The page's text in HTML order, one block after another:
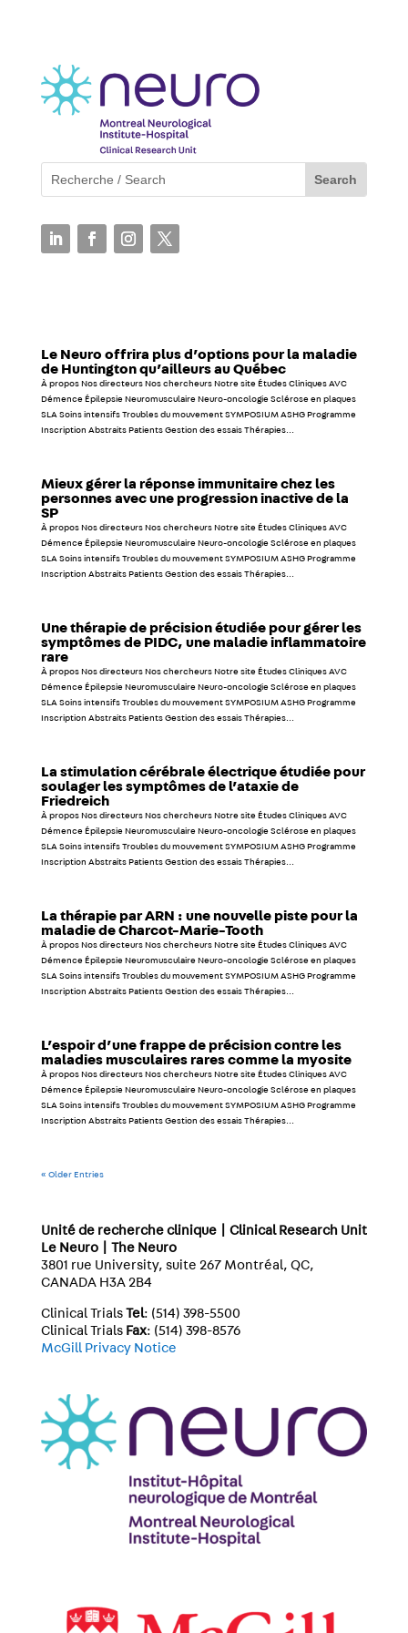
Le Neuro offrira plus d’options pour la maladie
de Huntington qu’ailleurs au Québec
À propos Nos directeurs Nos chercheurs Notre site Études Cliniques AVC
Démence Épilepsie Neuromusculaire Neuro-oncologie Sclérose en plaques
SLA Soins intensifs Troubles du mouvement SYMPOSIUM ASHG Programme
Inscription Abstraits Patients Gestion des essais Thérapies...
Mieux gérer la réponse immunitaire chez les
personnes avec une progression inactive de la
SP
À propos Nos directeurs Nos chercheurs Notre site Études Cliniques AVC
Démence Épilepsie Neuromusculaire Neuro-oncologie Sclérose en plaques
SLA Soins intensifs Troubles du mouvement SYMPOSIUM ASHG Programme
Inscription Abstraits Patients Gestion des essais Thérapies...
Une thérapie de précision étudiée pour gérer les
symptômes de PIDC, une maladie inflammatoire
rare
À propos Nos directeurs Nos chercheurs Notre site Études Cliniques AVC
Démence Épilepsie Neuromusculaire Neuro-oncologie Sclérose en plaques
SLA Soins intensifs Troubles du mouvement SYMPOSIUM ASHG Programme
Inscription Abstraits Patients Gestion des essais Thérapies...
La stimulation cérébrale électrique étudiée pour
soulager les symptômes de l’ataxie de
Friedreich
À propos Nos directeurs Nos chercheurs Notre site Études Cliniques AVC
Démence Épilepsie Neuromusculaire Neuro-oncologie Sclérose en plaques
SLA Soins intensifs Troubles du mouvement SYMPOSIUM ASHG Programme
Inscription Abstraits Patients Gestion des essais Thérapies...
La thérapie par ARN : une nouvelle piste pour la
maladie de Charcot-Marie-Tooth
À propos Nos directeurs Nos chercheurs Notre site Études Cliniques AVC
Démence Épilepsie Neuromusculaire Neuro-oncologie Sclérose en plaques
SLA Soins intensifs Troubles du mouvement SYMPOSIUM ASHG Programme
Inscription Abstraits Patients Gestion des essais Thérapies...
L’espoir d’une frappe de précision contre les
maladies musculaires rares comme la myosite
À propos Nos directeurs Nos chercheurs Notre site Études Cliniques AVC
Démence Épilepsie Neuromusculaire Neuro-oncologie Sclérose en plaques
SLA Soins intensifs Troubles du mouvement SYMPOSIUM ASHG Programme
Inscription Abstraits Patients Gestion des essais Thérapies...
« Older Entries
Unité de recherche clinique | Clinical Research Unit
Le Neuro | The Neuro
3801 rue University, suite 267 Montréal, QC,
CANADA H3A 2B4
Clinical Trials Tel: (514) 398-5500
Clinical Trials Fax: (514) 398-8576
McGill Privacy Notice